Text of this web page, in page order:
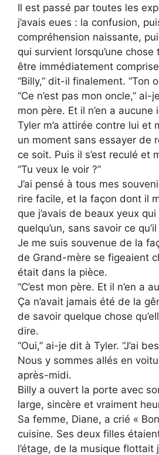
Il est passé par toutes les
j’avais eues : la confusion,
compréhension naissante,
qui survient lorsqu’une
être immédiatement
“Billy,” dit-il finalement. “Ton
“Ce n’est pas mon oncle,” ai-
mon père. Et il n’en a aucune
Tyler m’a attirée contre lui et
un moment sans essayer de
ce soit. Puis il s’est reculé et
“Tu veux le voir ?”
J’ai pensé à tous mes
rire facile, et la façon dont il
que j’avais de beaux yeux
quelqu’un, sans savoir ce
Je me suis souvenue de la
de Grand-mère se figeaient
était dans la pièce.
“C’est mon père. Et il n’en a
Ça n’avait jamais été de la
de savoir quelque chose
dire.
“Oui,” ai-je dit à Tyler. “J’ai
Nous y sommes allés en
après-midi.
Billy a ouvert la porte avec
large, sincère et vraiment
Sa femme, Diane, a crié «
cuisine. Ses deux filles
l’étage, de la musique flottait